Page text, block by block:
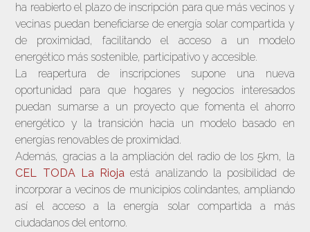
ha reabierto el plazo de inscripción para que más vecinos y
vecinas puedan beneficiarse de energía solar compartida y
de proximidad, facilitando el acceso a un modelo
energético más sostenible, participativo y accesible.
La reapertura de inscripciones supone una nueva
oportunidad para que hogares y negocios interesados
puedan sumarse a un proyecto que fomenta el ahorro
energético y la transición hacia un modelo basado en
energías renovables de proximidad.
Además, gracias a la ampliación del radio de los 5km, la
CEL TODA La Rioja está analizando la posibilidad de
incorporar a vecinos de municipios colindantes, ampliando
así el acceso a la energía solar compartida a más
ciudadanos del entorno.